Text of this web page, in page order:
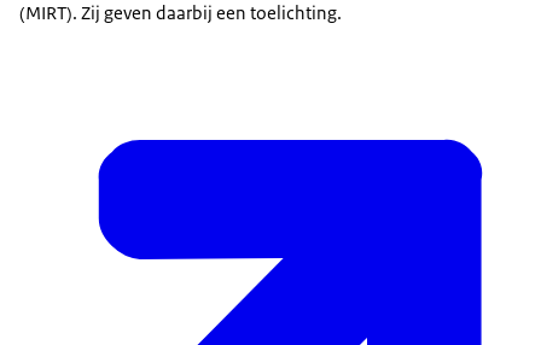
(MIRT). Zij geven daarbij een toelichting.